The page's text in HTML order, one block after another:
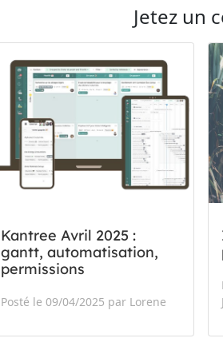
Jetez un
Kantree Avril 2025 :
gantt, automatisation,
permissions
Posté le 09/04/2025 par Lorene